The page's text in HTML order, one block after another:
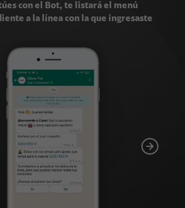
con el Bot, te listará el menú
a la línea con la que ingresaste